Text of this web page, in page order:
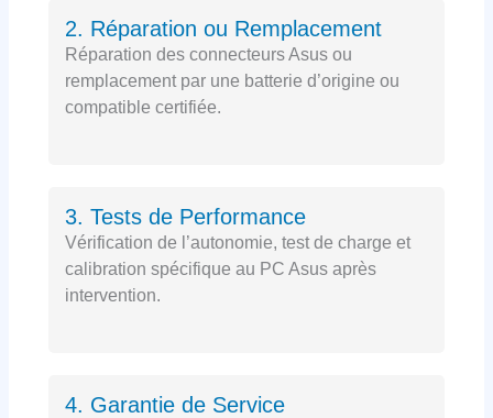
2. Réparation ou Remplacement
Réparation des connecteurs Asus ou
remplacement par une batterie d’origine ou
compatible certifiée.
3. Tests de Performance
Vérification de l’autonomie, test de charge et
calibration spécifique au PC Asus après
intervention.
4. Garantie de Service